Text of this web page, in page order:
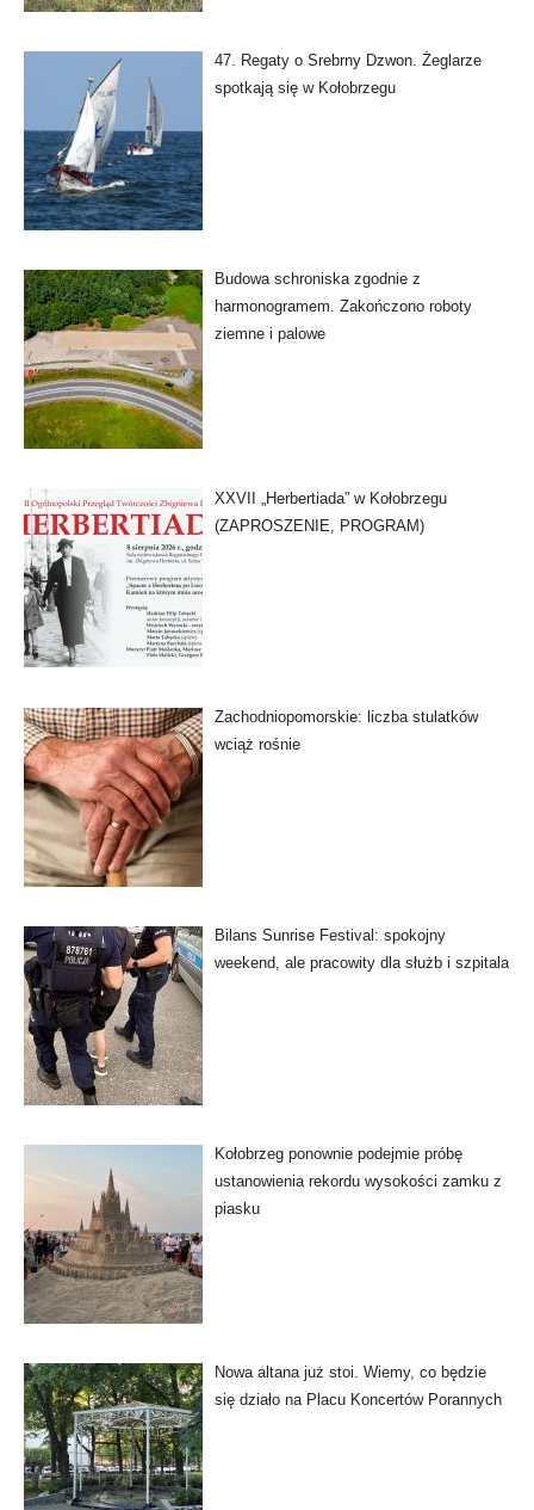
47. Regaty o Srebrny Dzwon. Żeglarze
spotkają się w Kołobrzegu
Budowa schroniska zgodnie z
harmonogramem. Zakończono roboty
ziemne i palowe
XXVII „Herbertiada” w Kołobrzegu
(ZAPROSZENIE, PROGRAM)
Zachodniopomorskie: liczba stulatków
wciąż rośnie
Bilans Sunrise Festival: spokojny
weekend, ale pracowity dla służb i szpitala
Kołobrzeg ponownie podejmie próbę
ustanowienia rekordu wysokości zamku z
piasku
Nowa altana już stoi. Wiemy, co będzie
się działo na Placu Koncertów Porannych